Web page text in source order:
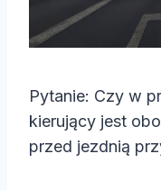
Pytanie: Czy w
kierujący jest
przed jezdnią